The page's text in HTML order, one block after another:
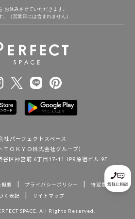
社パーフェクトスペース
ＴＯＫＹＯ株式会社グループ）
谷区神宮前 6丁目17-11 JPR原宿ビル 9F
概要 | プライバシーポリシー |
特定商取引法
く表記
| サイトマップ
SPACE. All Rights Reserved.